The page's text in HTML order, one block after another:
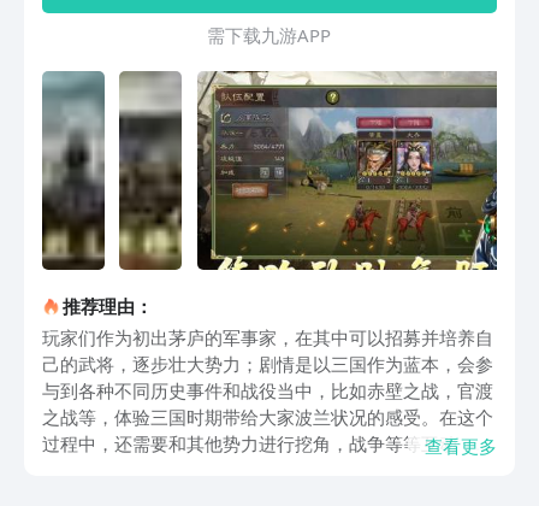
需 下 载 九 游 A P P
推荐理由：
玩家们作为初出茅庐的军事家，在其中可以招募并培养自
己的武将，逐步壮大势力；剧情是以三国作为蓝本，会参
与到各种不同历史事件和战役当中，比如赤壁之战，官渡
之战等，体验三国时期带给大家波兰状况的感受。在这个
过程中，还需要和其他势力进行挖角，战争等等互动，通
查看更多